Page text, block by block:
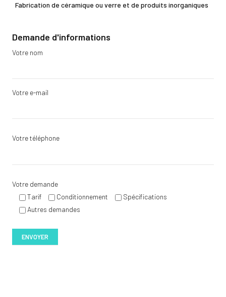
Fabrication de céramique ou verre et de produits inorganiques
Demande d'informations
Votre nom
Votre e-mail
Votre téléphone
Votre demande
Tarif
Conditionnement
Spécifications
Autres demandes